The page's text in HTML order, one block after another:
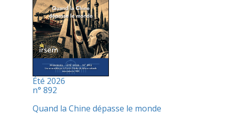
Été 2026
n° 892
Quand la Chine dépasse le monde